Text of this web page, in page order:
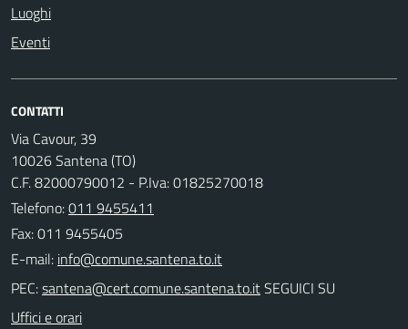
Luoghi
Eventi
CONTATTI
Via Cavour, 39
10026 Santena (TO)
C.F. 82000790012 - P.Iva: 01825270018
Telefono:011 9455411
Fax: 011 9455405
E-mail:
PEC:
SEGUICI SU
Uffici e orari